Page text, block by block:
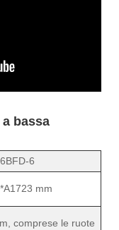
bassa
6
mm
comprese le ruote